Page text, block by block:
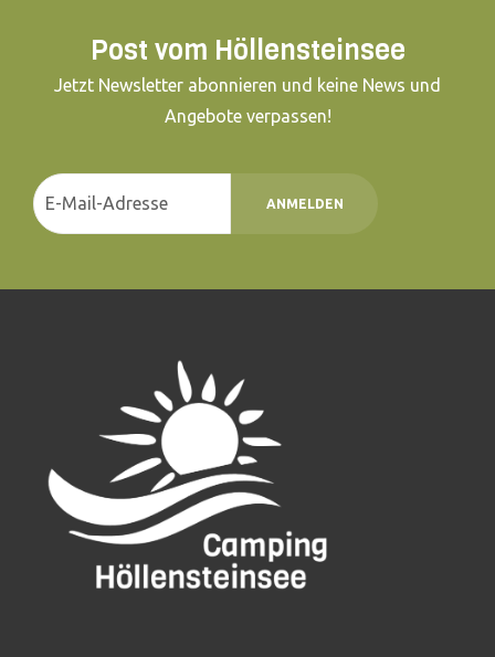
Post vom Höllensteinsee
Jetzt Newsletter abonnieren und keine News und
Angebote verpassen!
ANMELDEN